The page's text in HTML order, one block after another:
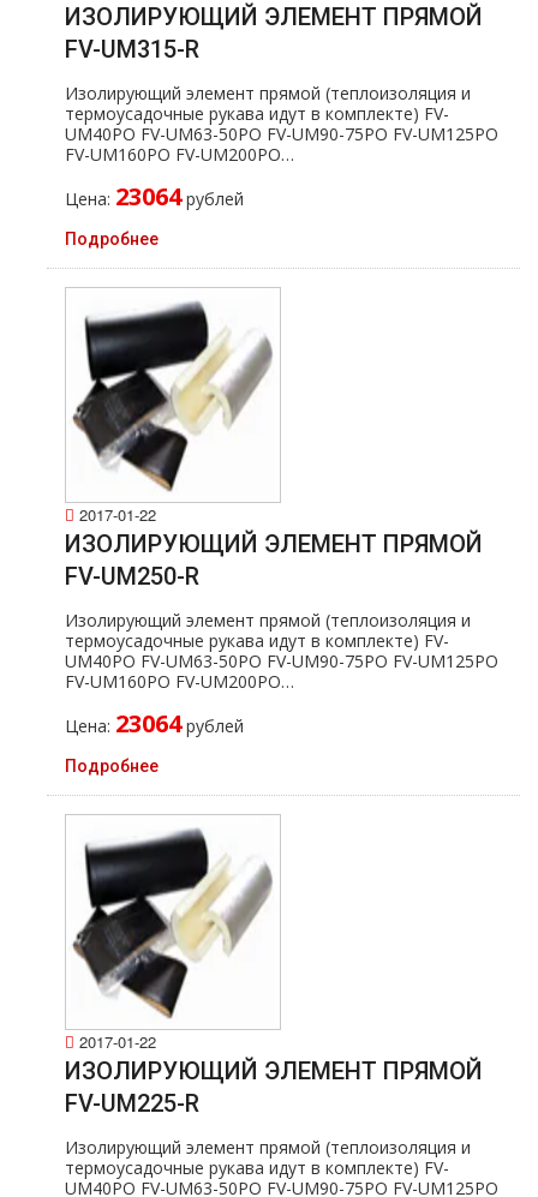
ИЗОЛИРУЮЩИЙ ЭЛЕМЕНТ ПРЯМОЙ
FV-UM315-R
Изолирующий элемент прямой (теплоизоляция и
термоусадочные рукава идут в комплекте) FV-
UM40PO FV-UM63-50PO FV-UM90-75PO FV-UM125PO
FV-UM160PO FV-UM200PO…
Цена: 23064рублей
Подробнее
2017-01-22
ИЗОЛИРУЮЩИЙ ЭЛЕМЕНТ ПРЯМОЙ
FV-UM250-R
Изолирующий элемент прямой (теплоизоляция и
термоусадочные рукава идут в комплекте) FV-
UM40PO FV-UM63-50PO FV-UM90-75PO FV-UM125PO
FV-UM160PO FV-UM200PO…
Цена: 23064рублей
Подробнее
2017-01-22
ИЗОЛИРУЮЩИЙ ЭЛЕМЕНТ ПРЯМОЙ
FV-UM225-R
Изолирующий элемент прямой (теплоизоляция и
термоусадочные рукава идут в комплекте) FV-
UM40PO FV-UM63-50PO FV-UM90-75PO FV-UM125PO